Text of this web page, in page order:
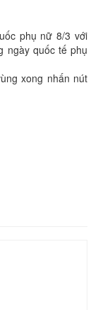
phụ nữ 8/3 với
ngày quốc tế phụ
xong nhấn nút